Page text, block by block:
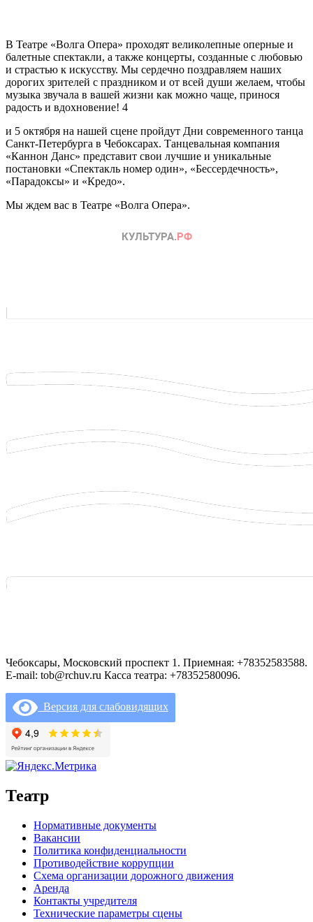
В Театре «Волга Опера» проходят великолепные оперные и
балетные спектакли, а также концерты, созданные с любовью
и страстью к искусству. Мы сердечно поздравляем наших
дорогих зрителей с праздником и от всей души желаем, чтобы
музыка звучала в вашей жизни как можно чаще, принося
радость и вдохновение! 4
и 5 октября на нашей сцене пройдут Дни современного танца
Санкт-Петербурга в Чебоксарах. Танцевальная компания
«Каннон Данс» представит свои лучшие и уникальные
постановки «Спектакль номер один», «Бессердечность»,
«Парадоксы» и «Кредо».
Мы ждем вас в Театре «Волга Опера».
Чебоксары, Московский проспект 1. Приемная: +78352583588.
E-mail: tob@rchuv.ru Касса театра: +78352580096.
Версия для слабовидящих
Театр
Нормативные документы
Вакансии
Политика конфиденциальности
Противодействие коррупции
Схема организации дорожного движения
Аренда
Контакты учредителя
Технические параметры сцены